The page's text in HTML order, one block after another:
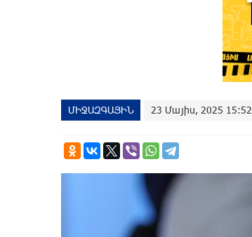
ՄԻՋԱԶԳԱՅԻՆ 23 Մայիս, 2025 15:52